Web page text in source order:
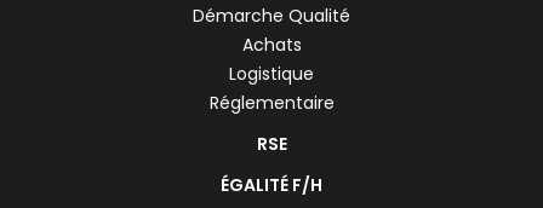
Démarche Qualité
Achats
Logistique
Réglementaire
RSE
ÉGALITÉ F/H